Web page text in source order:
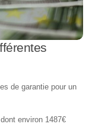
de garantie pour un
environ 1487€